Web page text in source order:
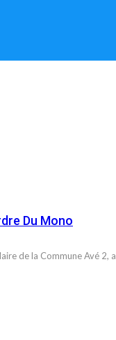
Du Mono
de la Commune Avé 2, a